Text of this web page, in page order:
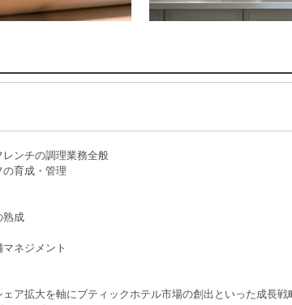
ンチの調理業務全般
育成・管理
熟成
マネジメント
ア拡大を軸にブティックホテル市場の創出といった成長